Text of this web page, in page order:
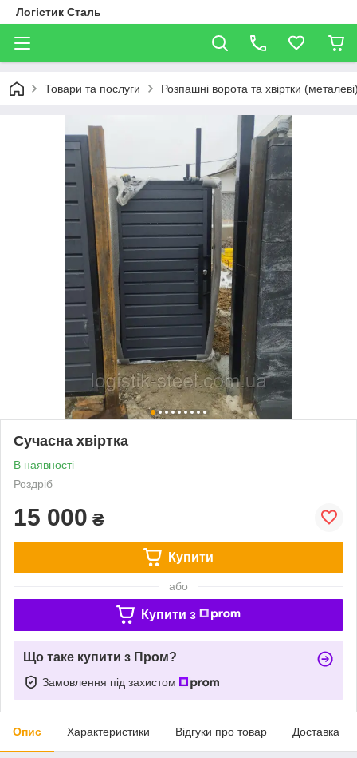
Логістик Сталь
Товари та послуги Розпашні ворота та хвіртки
Сучасна хвіртка
В наявності
Роздріб
15 000 ₴
Купити
або
Купити з
Що таке купити з Пром?
Замовлення під захистом
Опис Характеристики Відгуки про товар Доставка